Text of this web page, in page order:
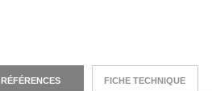
RÉFÉRENCES FICHE TECHNIQUE